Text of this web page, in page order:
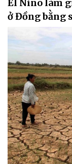
El Nino làm
ở Đồng bằng